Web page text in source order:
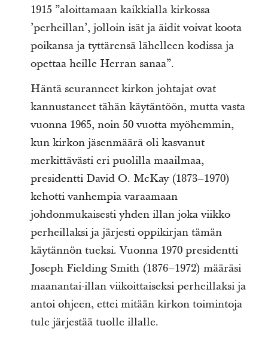
1915 ”aloittamaan kaikkialla kirkossa
’perheillan’, jolloin isät ja äidit voivat koota
poikansa ja tyttärensä lähelleen kodissa ja
opettaa heille Herran sanaa”.
Häntä seuranneet kirkon johtajat ovat
kannustaneet tähän käytäntöön, mutta vasta
vuonna 1965, noin 50 vuotta myöhemmin,
kun kirkon jäsenmäärä oli kasvanut
merkittävästi eri puolilla maailmaa,
presidentti David O. McKay (1873–1970)
kehotti vanhempia varaamaan
johdonmukaisesti yhden illan joka viikko
perheillaksi ja järjesti oppikirjan tämän
käytännön tueksi. Vuonna 1970 presidentti
Joseph Fielding Smith (1876–1972) määräsi
maanantai-illan viikoittaiseksi perheillaksi ja
antoi ohjeen, ettei mitään kirkon toimintoja
tule järjestää tuolle illalle.